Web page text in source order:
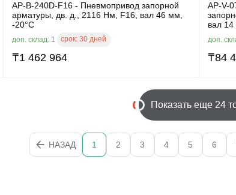
AP-B-240D-F16 - Пневмопривод запорной
арматуры, дв. д., 2116 Нм, F16, вал 46 мм,
-20°C
доп. склад: 1 срок: 30 дней
₸1 462 964
AP-V-
вал
доп.
₸84
Показать еще 24
НАЗАД 1 2 3 4 5 6